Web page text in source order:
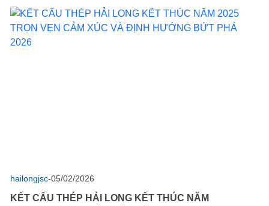
THÀNH CÔNG
hailongjsc-05/02/2026
KẾT CẤU THÉP HẢI LONG KẾT THÚC NĂM